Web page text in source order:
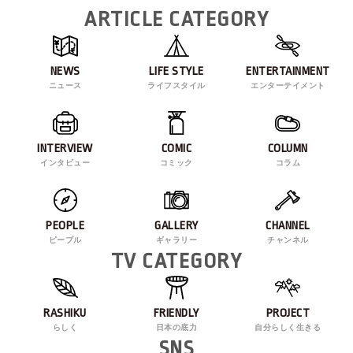
ARTICLE CATEGORY
NEWS
ニュース
LIFE STYLE
ライフスタイル
ENTERTAINMENT
エンターテイメント
INTERVIEW
インタビュー
COMIC
コミック
COLUMN
コラム
PEOPLE
ピープル
GALLERY
ギャラリー
CHANNEL
チャンネル
TV CATEGORY
RASHIKU
らしく
FRIENDLY
日本の底力
PROJECT
自分らしく生きる